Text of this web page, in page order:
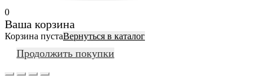
0
Ваша корзина
Корзина пустаВернуться в каталог
Продолжить покупки